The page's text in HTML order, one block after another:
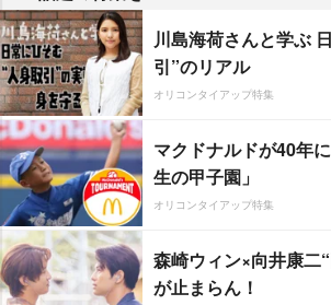
川島海荷さんと学ぶ
引”のリアル
オリコンタイアップ特集
マクドナルドが40年
生の甲子園」
オリコンタイアップ特集
森崎ウィン×向井康二
が止まらん！